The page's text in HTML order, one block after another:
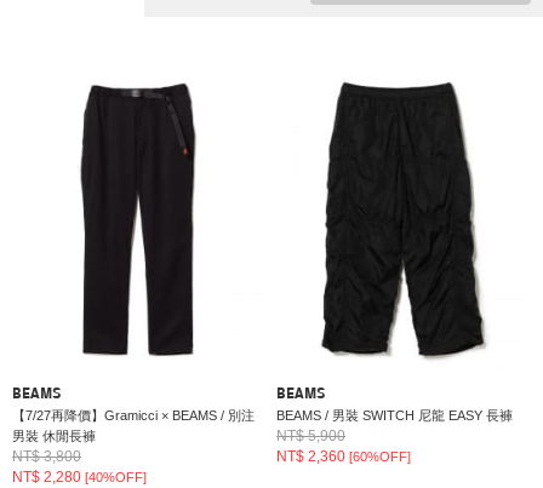
BEAMS
【7/27再降價】Gramicci × BEAMS / 別注
男裝 休閒長褲
NT$ 3,800
NT$ 2,280 [40%OFF]
BEAMS
BEAMS / 男裝 SWITCH 尼龍 EASY 長褲
NT$ 5,900
NT$ 2,360[60%OFF]